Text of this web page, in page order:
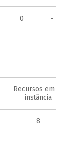
0 -
Recursos em 2ª
instância
8